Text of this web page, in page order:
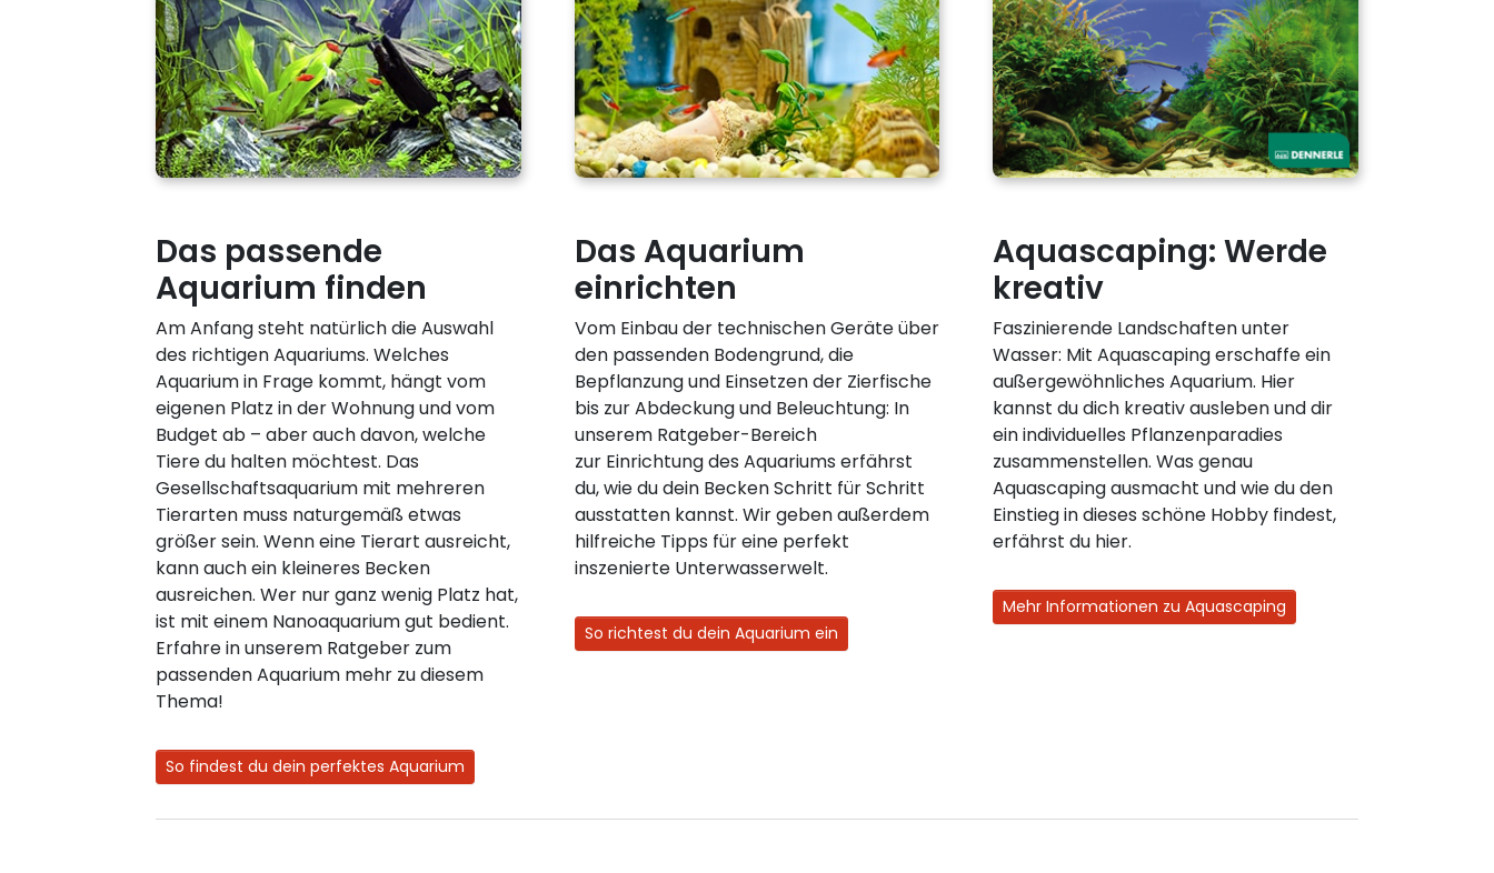
Das passende
Aquarium finden
Am Anfang steht natürlich die Auswahl
des richtigen Aquariums. Welches
Aquarium in Frage kommt, hängt vom
eigenen Platz in der Wohnung und vom
Budget ab – aber auch davon, welche
Tiere du halten möchtest. Das
Gesellschaftsaquarium mit mehreren
Tierarten muss naturgemäß etwas
größer sein. Wenn eine Tierart ausreicht,
kann auch ein kleineres Becken
ausreichen. Wer nur ganz wenig Platz hat,
ist mit einem Nanoaquarium gut bedient.
Erfahre in unserem Ratgeber zum
passenden Aquarium mehr zu diesem
Thema!
So findest du dein perfektes Aquarium
Das Aquarium
einrichten
Vom Einbau der technischen Geräte über
den passenden Bodengrund, die
Bepflanzung und Einsetzen der Zierfische
bis zur Abdeckung und Beleuchtung: In
unserem Ratgeber-Bereich
zur Einrichtung des Aquariums erfährst
du, wie du dein Becken Schritt für Schritt
ausstatten kannst. Wir geben außerdem
hilfreiche Tipps für eine perfekt
inszenierte Unterwasserwelt.
So richtest du dein Aquarium ein
Aquascaping: Werde
kreativ
Faszinierende Landschaften unter
Wasser: Mit Aquascaping erschaffe ein
außergewöhnliches Aquarium. Hier
kannst du dich kreativ ausleben und dir
ein individuelles Pflanzenparadies
zusammenstellen. Was genau
Aquascaping ausmacht und wie du den
Einstieg in dieses schöne Hobby findest,
erfährst du hier.
Mehr Informationen zu Aquascaping